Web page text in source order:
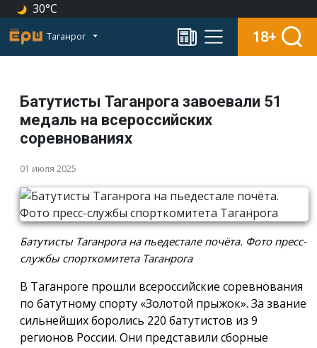
30°C
Таганрог 18+
Батутисты Таганрога завоевали 51
медаль на всероссийских
соревнованиях
01 июля 2025
Батутисты Таганрога на пьедестале почёта. Фото пресс-
службы спорткомитета Таганрога
В Таганроге прошли всероссийские соревнования
по батутному спорту «Золотой прыжок». За звание
сильнейших боролись 220 батутистов из 9
регионов России. Они представили сборные